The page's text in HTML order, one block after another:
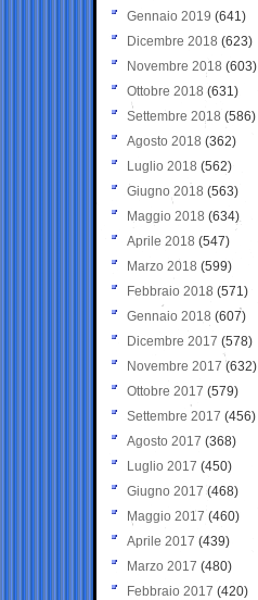
Gennaio 2019 (641)
Dicembre 2018 (623)
Novembre 2018 (603)
Ottobre 2018 (631)
Settembre 2018 (586)
Agosto 2018 (362)
Luglio 2018 (562)
Giugno 2018 (563)
Maggio 2018 (634)
Aprile 2018 (547)
Marzo 2018 (599)
Febbraio 2018 (571)
Gennaio 2018 (607)
Dicembre 2017 (578)
Novembre 2017 (632)
Ottobre 2017 (579)
Settembre 2017 (456)
Agosto 2017 (368)
Luglio 2017 (450)
Giugno 2017 (468)
Maggio 2017 (460)
Aprile 2017 (439)
Marzo 2017 (480)
Febbraio 2017 (420)